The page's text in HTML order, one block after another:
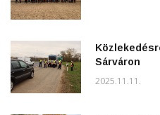
Sárváron
2025.11.11.